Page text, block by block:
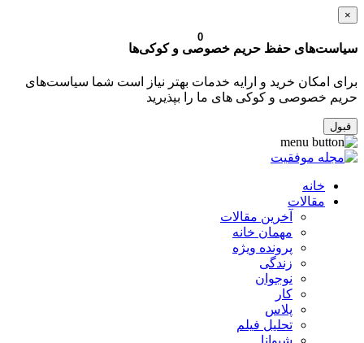
×
سیاست‌های حفظ حریم خصوصی و کوکی‌ها
برای امکان خرید و ارایه خدمات بهتر نیاز است شما سیاست‌های
حریم خصوصی و کوکی های ما را بپذیرید
قبول
خانه
مقالات
آخرین مقالات
مهمان خانه
پرونده ویژه
زندگی
نوجوان
کار
پلاس
تحلیل فیلم
شیوانا
0